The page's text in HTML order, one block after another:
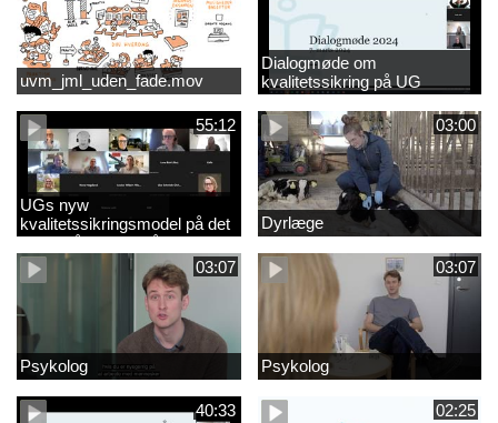
uvm_jml_uden_fade.mov
Dialogmøde om
kvalitetssikring på UG
55:12
UGs nyw
kvalitetssikringsmodel på det
videregående område
03:00
Dyrlæge
03:07
Psykolog
03:07
Psykolog
40:33 02:25